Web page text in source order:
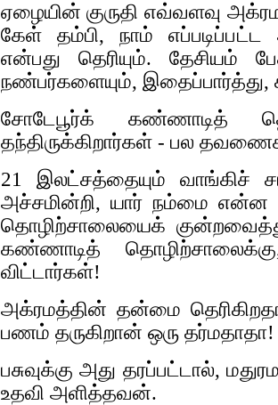
ஏழையின் குருதி எவ்வளவு
கேள் தம்பி, நாம் எப்படிப்பட்ட
என்பது தெரியும். தேசியம்
நண்பர்களையும், இதைப்பார்த்து,
சோடேபூர்க் கண்ணாடித்
தந்திருக்கிறார்கள் - பல
21 இலட்சத்தையும் வாங்கிச்
அச்சமின்றி, யார் நம்மை என்ன
தொழிற்சாலையைக்
கண்ணாடித்
விட்டார்கள்!
அக்ரமத்தின் தன்மை
பணம் தருகிறான் ஒரு தர்மதாதா!
பசுவுக்கு அது தரப்பட்டால்,
உதவி அளித்தவன்.